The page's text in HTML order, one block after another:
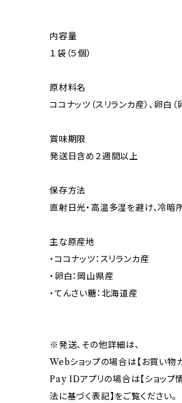
内容量
１袋（５個）
原材料名
ココナッツ（スリランカ産）、卵白
賞味期限
発送日含め２週間以上
保存方法
直射日光・高温多湿を避け、冷暗
主な原産地
・ココナッツ：スリランカ産
・卵白：岡山県産
・てんさい糖：北海道産
※発送、その他詳細は、
Webショップの場合は【お買い物ガ
Pay IDアプリの場合は【ショップ
法に基づく表記】をご覧ください。